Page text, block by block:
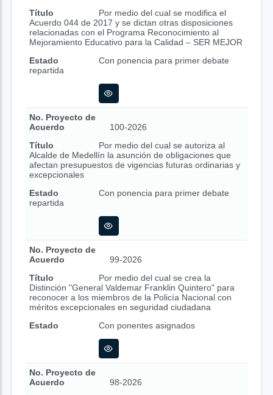
Título
Por medio del cual se modifica el
Acuerdo 044 de 2017 y se dictan otras disposiciones
relacionadas con el Programa Reconocimiento al
Mejoramiento Educativo para la Calidad – SER MEJOR
Estado
Con ponencia para primer debate
repartida
No. Proyecto de
Acuerdo
100-2026
Título
Por medio del cual se autoriza al
Alcalde de Medellín la asunción de obligaciones que
afectan presupuestos de vigencias futuras ordinarias y
excepcionales
Estado
Con ponencia para primer debate
repartida
No. Proyecto de
Acuerdo
99-2026
Título
Por medio del cual se crea la
Distinción "General Valdemar Franklin Quintero" para
reconocer a los miembros de la Policía Nacional con
méritos excepcionales en seguridad ciudadana
Estado
Con ponentes asignados
No. Proyecto de
Acuerdo
98-2026